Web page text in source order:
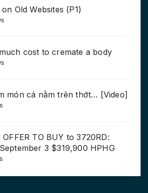
Old Websites (P1)
cost to cremate a body
món cá nằm trên thớt… [Video]
OFFER TO BUY to 3720RD:
3 $319,900 HPHG